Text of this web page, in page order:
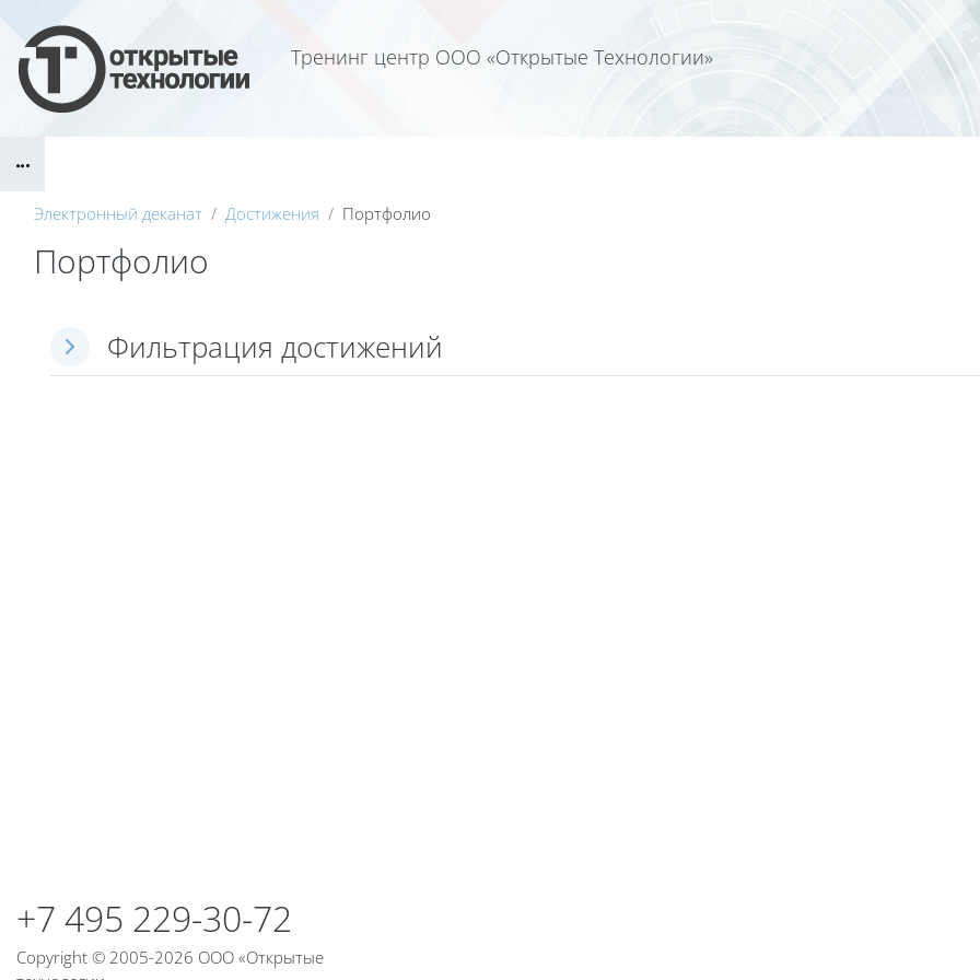
Тренинг центр ООО «Открытые Технологии»
Блоки
Электронный деканат Достижения Портфолио
Портфолио
Фильтрация достижений
Фильтрация достижений
Фильтрация достижений
+7 495 229-30-72
Copyright © 2005-2026 ООО «Открытые